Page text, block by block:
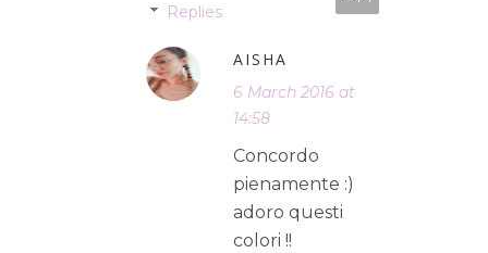
Replies
AISHA
6 March 2016 at
14:58
Concordo
pienamente :)
adoro questi
colori !!